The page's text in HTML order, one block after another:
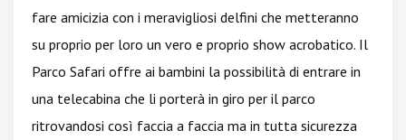
fare amicizia con i meravigliosi delfini che metteranno
su proprio per loro un vero e proprio show acrobatico. Il
Parco Safari offre ai bambini la possibilità di entrare in
una telecabina che li porterà in giro per il parco
ritrovandosi così faccia a faccia ma in tutta sicurezza